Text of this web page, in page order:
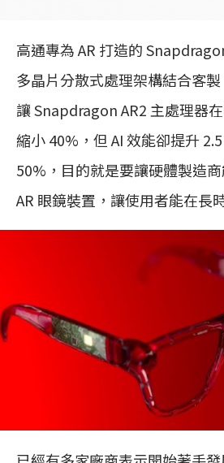
高通專為 AR 打造的
多晶片分散式處理架構結合客
讓 Snapdragon AR2 主處理器
縮小 40%，但 AI 效能卻提升
50%，目的就是要讓硬體製造
AR 眼鏡裝置，讓使用者能在長